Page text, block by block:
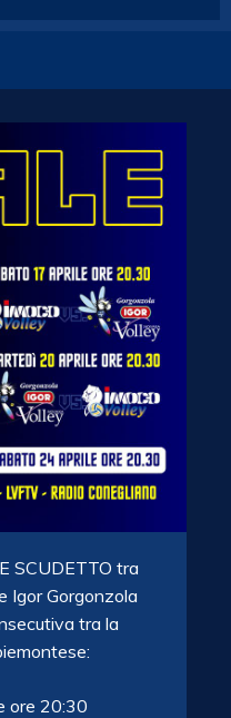
SCUDETTO tra
Igor Gorgonzola
tra la
ore 20:30